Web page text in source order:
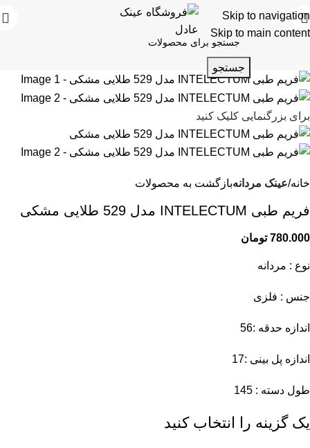
Skip to navigation
Skip to main content
منو
جستجو
برای بزرگنمایی کلیک کنید
خانه عینک مردانهبازگشت به محصولات
فریم طبی INTELECTUM مدل 529 طلایی مشکی
780.000 تومان
نوع : مردانه
جنس : فلزی
اندازه حدقه :56
اندازه پل بینی :17
طول دسته : 145
یک گزینه را انتخاب کنید